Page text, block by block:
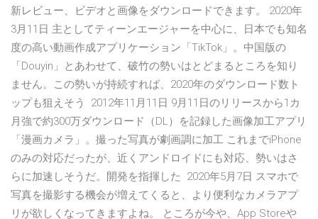
新レビュー、ビデオと画像をダウンロードできます。 2020年
3月11日 主としてティーンエージャーを中心に、日本でも知名
度の高い動画作成アプリケーション「TikTok」。中国版の
「Douyin」とあわせて、破竹の勢いはとどまるところを知り
ません。この勢いが持続すれば、2020年のダウンロード数ト
ップも狙えそう 2012年11月11日 9月11日のリリースから1カ
月強で約300万ダウンロード（DL）を記録した画像加工アプリ
「漫画カメラ」。撮った写真が劇画調に加工 これまでiPhone
のみの対応だったが、近くアンドロイドにも対応、勢いはさ
らに加速しそうだ。開発を指揮した 2020年5月7日 スマホで
写真を撮影する機会が増えてくると、より便利なカメラアプ
リが欲しくなってきますよね。 ところが今や、App Storeや